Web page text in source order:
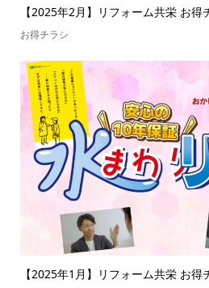
【2025年2月】リフォーム共栄 お得
お得チラシ
【2025年1月】リフォーム共栄 お得